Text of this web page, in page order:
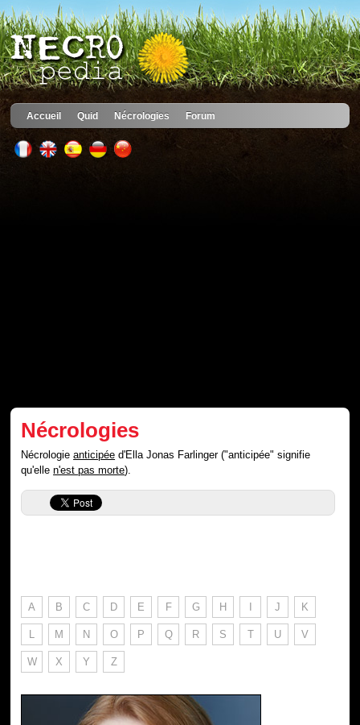
Accueil Quid Nécrologies Forum
Nécrologies
Nécrologieanticipée d'Ella Jonas Farlinger ("anticipée" signifie
qu'ellen'est pas morte).
A B C D E F G H I J K
L M N O P Q R S T U V
W X Y Z